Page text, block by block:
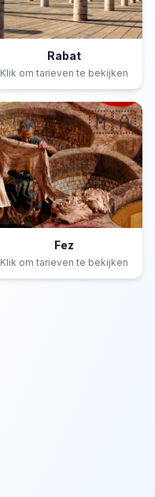
Rabat
Klik om tarieven te bekijken
🇲🇦
Fez
Klik om tarieven te bekijken